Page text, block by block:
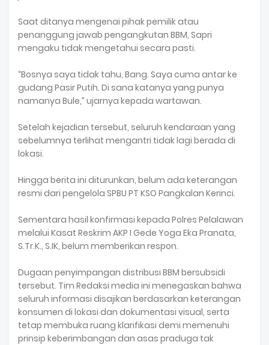
Saat ditanya mengenai pihak pemilik atau
penanggung jawab pengangkutan BBM, Sapri
mengaku tidak mengetahui secara pasti.
“Bosnya saya tidak tahu, Bang. Saya cuma antar ke
gudang Pasir Putih. Di sana katanya yang punya
namanya Bule,” ujarnya kepada wartawan.
Setelah kejadian tersebut, seluruh kendaraan yang
sebelumnya terlihat mengantri tidak lagi berada di
lokasi.
Hingga berita ini diturunkan, belum ada keterangan
resmi dari pengelola SPBU PT KSO Pangkalan Kerinci.
Sementara hasil konfirmasi kepada Polres Pelalawan
melalui Kasat Reskrim AKP I Gede Yoga Eka Pranata,
S.Tr.K., S.IK, belum memberikan respon.
Dugaan penyimpangan distribusi BBM bersubsidi
tersebut. Tim Redaksi media ini menegaskan bahwa
seluruh informasi disajikan berdasarkan keterangan
konsumen di lokasi dan dokumentasi visual, serta
tetap membuka ruang klarifikasi demi memenuhi
prinsip keberimbangan dan asas praduga tak